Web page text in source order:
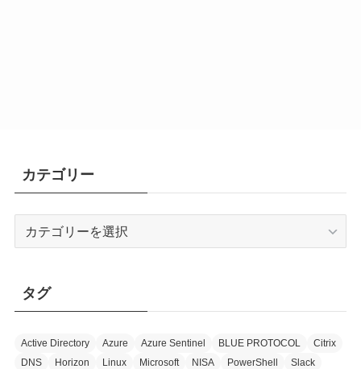
カテゴリー
ー
タグ
Active Directory Azure Azure Sentinel BLUE PROTOCOL
Citrix
DNS
Horizon Linux Microsoft NISA PowerShell Slack